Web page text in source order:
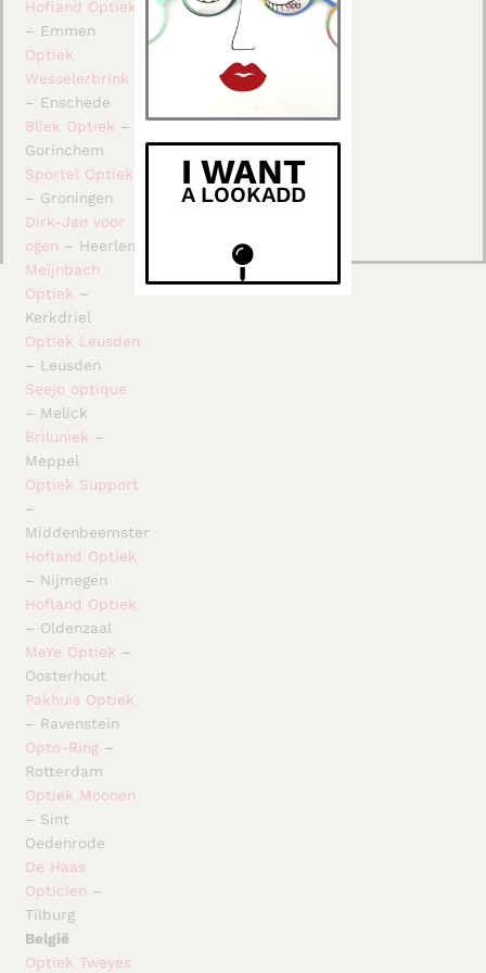
Hofland Optiek
– Emmen
Optiek
Wesselerbrink
– Enschede
Bliek Optiek –
Gorinchem
Sportel Optiek
– Groningen
Dirk-Jan voor
ogen – Heerlen
Meijnbach
Optiek –
Kerkdriel
Optiek Leusden
– Leusden
Seejo optique
– Melick
Briluniek –
Meppel
Optiek Support
–
Middenbeemster
Hofland Optiek
– Nijmegen
Hofland Optiek
– Oldenzaal
MeYe Optiek –
Oosterhout
Pakhuis Optiek
– Ravenstein
Opto-Ring –
Rotterdam
Optiek Moonen
– Sint
Oedenrode
De Haas
Opticien –
Tilburg
België
Optiek Tweyes
I WANT
A LOOKADD